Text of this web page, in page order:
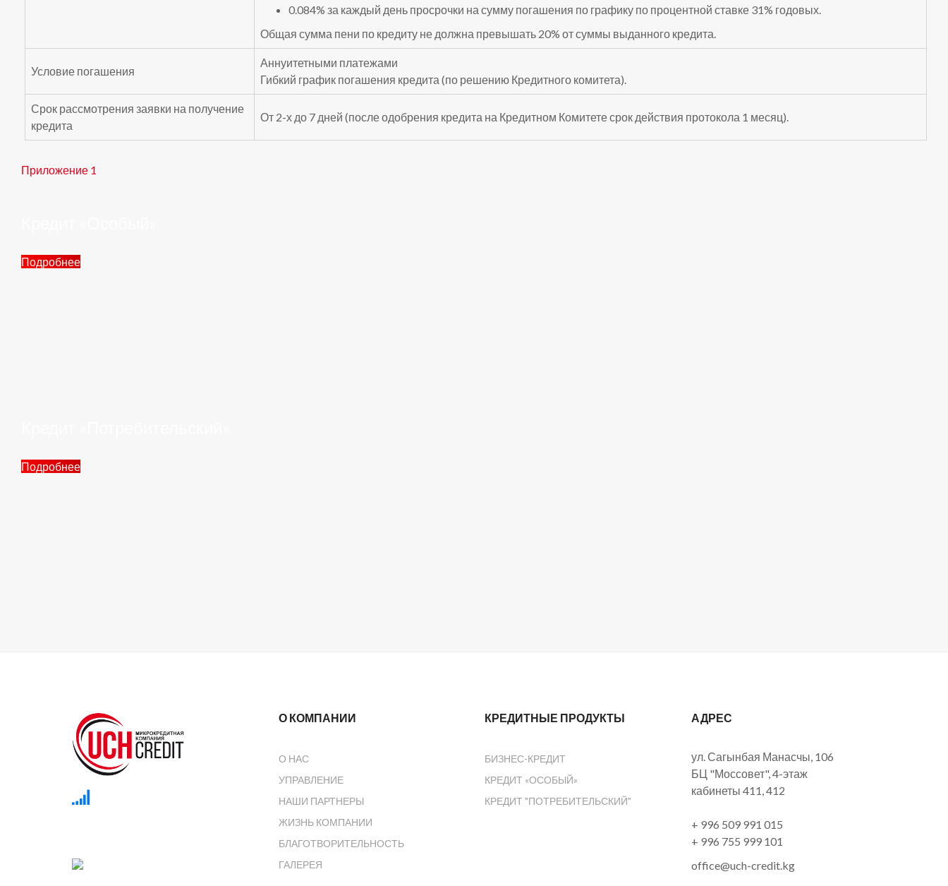
0.084% за каждый день просрочки на сумму погашения по графику по процентной ставке 31% годовых.
Общая сумма пени по кредиту не должна превышать 20% от суммы выданного кредита.
Условие погашения
Аннуитетными платежами
Гибкий график погашения кредита (по решению Кредитного комитета).
Срок рассмотрения заявки на получение
кредита
От 2-х до 7 дней (после одобрения кредита на Кредитном Комитете срок действия протокола 1 месяц).
Приложение 1
Подробнее
Подробнее
О КОМПАНИИ
О НАС
УПРАВЛЕНИЕ
НАШИ ПАРТНЕРЫ
ЖИЗНЬ КОМПАНИИ
БЛАГОТВОРИТЕЛЬНОСТЬ
ГАЛЕРЕЯ
КРЕДИТНЫЕ ПРОДУКТЫ
БИЗНЕС-КРЕДИТ
КРЕДИТ «ОСОБЫЙ»
КРЕДИТ "ПОТРЕБИТЕЛЬСКИЙ"
АДРЕС
ул. Сагынбая Манасчы, 106
БЦ "Моссовет", 4-этаж
кабинеты 411, 412
+ 996 509 991 015
+ 996 755 999 101
office@uch-credit.kg